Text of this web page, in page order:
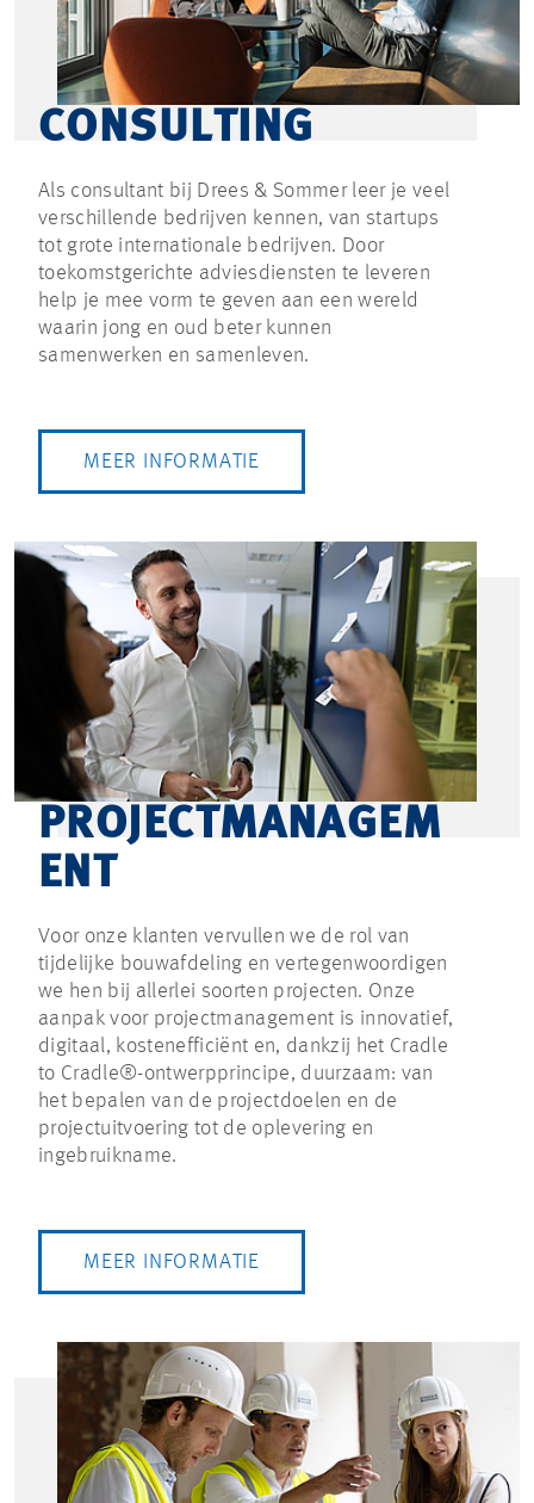
CONSULTING
Als consultant bij Drees & Sommer leer je veel
verschillende bedrijven kennen, van startups
tot grote internationale bedrijven. Door
toekomstgerichte adviesdiensten te leveren
help je mee vorm te geven aan een wereld
waarin jong en oud beter kunnen
samenwerken en samenleven.
MEER INFORMATIE
PROJECTMANAGEM
ENT
Voor onze klanten vervullen we de rol van
tijdelijke bouwafdeling en vertegenwoordigen
we hen bij allerlei soorten projecten. Onze
aanpak voor projectmanagement is innovatief,
digitaal, kostenefficiënt en, dankzij het Cradle
to Cradle®-ontwerpprincipe, duurzaam: van
het bepalen van de projectdoelen en de
projectuitvoering tot de oplevering en
ingebruikname.
MEER INFORMATIE